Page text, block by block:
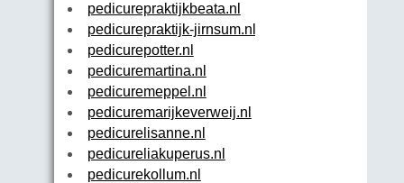
pedicurepraktijkbeata.nl
pedicurepraktijk-jirnsum.nl
pedicurepotter.nl
pedicuremartina.nl
pedicuremeppel.nl
pedicuremarijkeverweij.nl
pedicurelisanne.nl
pedicureliakuperus.nl
pedicurekollum.nl